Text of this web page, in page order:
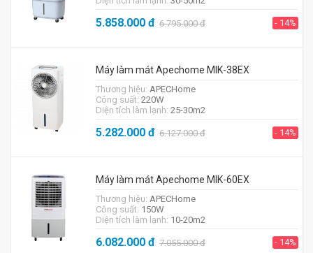
5.858.000đ 6.795.000đ - 14%
Máy làm mát Apechome MIK-38EX
Thương hiệu: APECHome
Công suất: 220W
Diện tích làm lạnh: 25-30m2
5.282.000đ 6.127.000đ - 14%
Máy làm mát Apechome MIK-60EX
Thương hiệu: APECHome
Công suất: 150W
Diện tích làm lạnh: 10-20m2
6.082.000đ 7.055.000đ - 14%